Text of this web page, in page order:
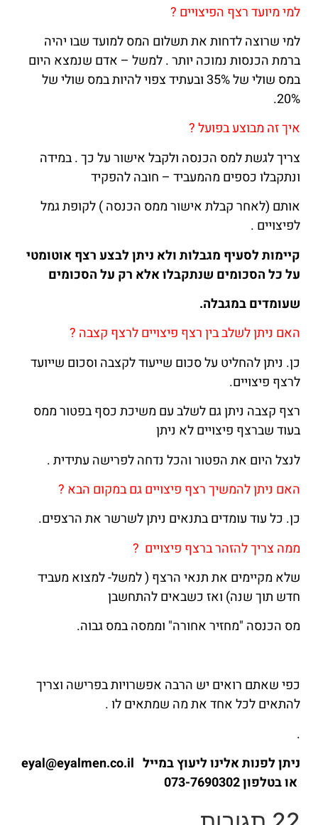
למי מיועד רצף הפיצויים ?
למי שרוצה לדחות את תשלום המס למועד שבו יהיה
ברמת הכנסות נמוכה יותר . למשל – אדם שנמצא היום
במס שולי של 35% ובעתיד צפוי להיות במס שולי של
20%.
איך זה מבוצע בפועל ?
צריך לגשת למס הכנסה ולקבל אישור על כך . במידה
ונתקבלו כספים מהמעביד – חובה להפקיד
אותם (לאחר קבלת אישור ממס הכנסה ) לקופת גמל
לפיצויים .
קיימות לסעיף מגבלות ולא ניתן לבצע רצף אוטומטי
על כל הסכומים שנתקבלו אלא רק על הסכומים
שעומדים במגבלה.
האם ניתן לשלב בין רצף פיצויים לרצף קצבה ?
כן. ניתן להחליט על סכום שייעוד לקצבה וסכום שייועד
לרצף פיצויים.
רצף קצבה ניתן גם לשלב עם משיכת כסף בפטור ממס
בעוד שברצף פיצויים לא ניתן
לנצל היום את הפטור והכל נדחה לפרישה עתידית .
האם ניתן להמשיך רצף פיצויים גם במקום הבא ?
כן. כל עוד עומדים בתנאים ניתן לשרשר את הרצפים.
ממה צריך להזהר ברצף פיצויים ?
שלא מקיימים את תנאי הרצף ( למשל- למצוא מעביד
חדש תוך שנה) ואז כשבאים להתחשבן
מס הכנסה "מחזיר אחורה" וממסה במס גבוה.
כפי שאתם רואים יש הרבה אפשרויות בפרישה וצריך
להתאים לכל אחד את מה שמתאים לו .
.
ניתן לפנות אלינו ליעוץ במייל eyal@eyalmen.co.il
או בטלפון 073-7690302